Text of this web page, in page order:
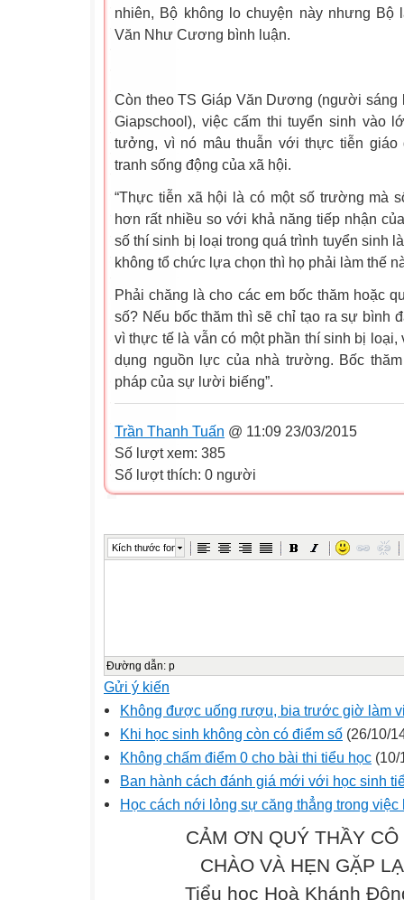
nhiên, Bộ không lo chuyện này nhưng Bộ
Văn Như Cương bình luận.
Còn theo TS Giáp Văn Dương (người
Giapschool), việc cấm thi tuyển sinh vào
tưởng, vì nó mâu thuẫn với thực tiễn giáo
tranh sống động của xã hội.
“Thực tiễn xã hội là có một số trường mà
hơn rất nhiều so với khả năng tiếp nhận
số thí sinh bị loại trong quá trình tuyển sinh
không tổ chức lựa chọn thì họ phải làm thế
Phải chăng là cho các em bốc thăm hoặc
số? Nếu bốc thăm thì sẽ chỉ tạo ra sự bình
vì thực tế là vẫn có một phần thí sinh bị
dụng nguồn lực của nhà trường. Bốc
pháp của sự lười biếng”.
Trần Thanh Tuấn @ 11:09 23/03/2015
Số lượt xem: 385
Số lượt thích: 0 người
Kích thước font
Đường dẫn: p
Gửi ý kiến
Không được uống rượu, bia trước giờ làm
Khi học sinh không còn có điểm số (26/10/
Không chấm điểm 0 cho bài thi tiểu học (10/
Ban hành cách đánh giá mới với học sinh
Học cách nới lỏng sự căng thẳng trong việc
CẢM ƠN QUÝ THẦY
CHÀO VÀ HẸN GẶP
Tiểu học Hoà Khánh